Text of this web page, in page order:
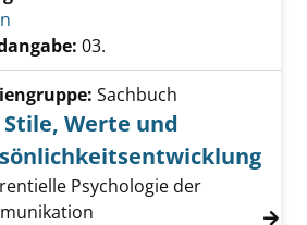
03.
Details von 02.; Stile, Werte und
Sachbuch
Stile, Werte und
Psychologie der